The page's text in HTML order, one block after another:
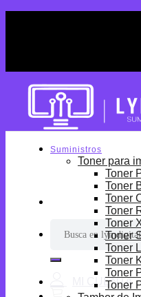
por:
Suministros
Toner para
Toner
Toner
Toner
Toner
Toner
Toner
Toner
Toner
Toner
Toner